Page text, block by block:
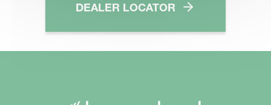
DEALER LOCATOR